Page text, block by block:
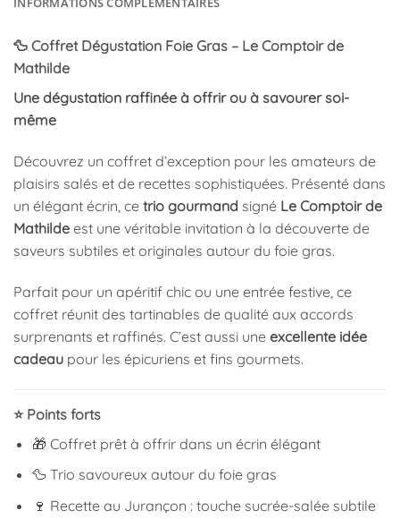
🦆 Coffret Dégustation Foie Gras – Le Comptoir de
Mathilde
Une dégustation raffinée à offrir ou à savourer soi-
même
Découvrez un coffret d’exception pour les amateurs de
plaisirs salés et de recettes sophistiquées. Présenté dans
un élégant écrin, ce trio gourmand signé Le Comptoir de
Mathilde est une véritable invitation à la découverte de
saveurs subtiles et originales autour du foie gras.
Parfait pour un apéritif chic ou une entrée festive, ce
coffret réunit des tartinables de qualité aux accords
surprenants et raffinés. C’est aussi une excellente idée
cadeau pour les épicuriens et fins gourmets.
⭐ Points forts
🎁 Coffret prêt à offrir dans un écrin élégant
🦆 Trio savoureux autour du foie gras
🍷 Recette au Jurançon : touche sucrée-salée subtile